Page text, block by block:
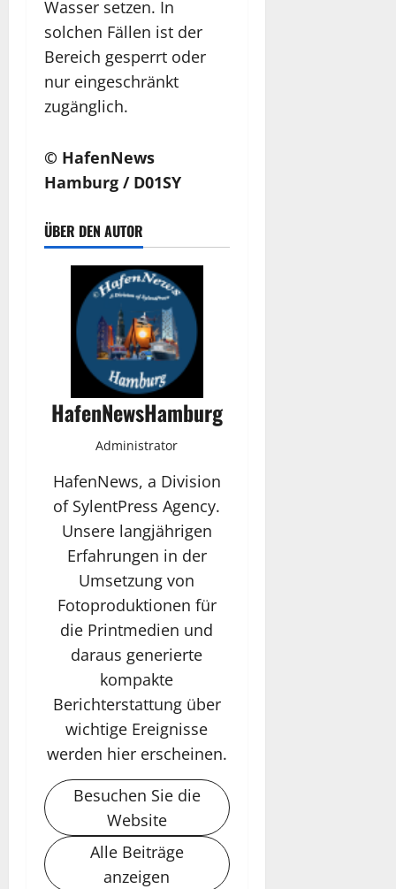
Wasser setzen. In
solchen Fällen ist der
Bereich gesperrt oder
nur eingeschränkt
zugänglich.
© HafenNews
Hamburg / D01SY
ÜBER DEN AUTOR
HafenNewsHamburg
Administrator
HafenNews, a Division
of SylentPress Agency.
Unsere langjährigen
Erfahrungen in der
Umsetzung von
Fotoproduktionen für
die Printmedien und
daraus generierte
kompakte
Berichterstattung über
wichtige Ereignisse
werden hier erscheinen.
Besuchen Sie die
Website
Alle Beiträge
anzeigen